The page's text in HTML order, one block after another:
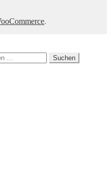
.
Suchen